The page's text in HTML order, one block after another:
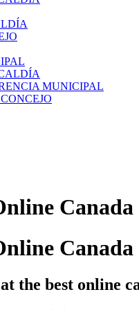
MUNICIPAL
Canada
Canada
the best online